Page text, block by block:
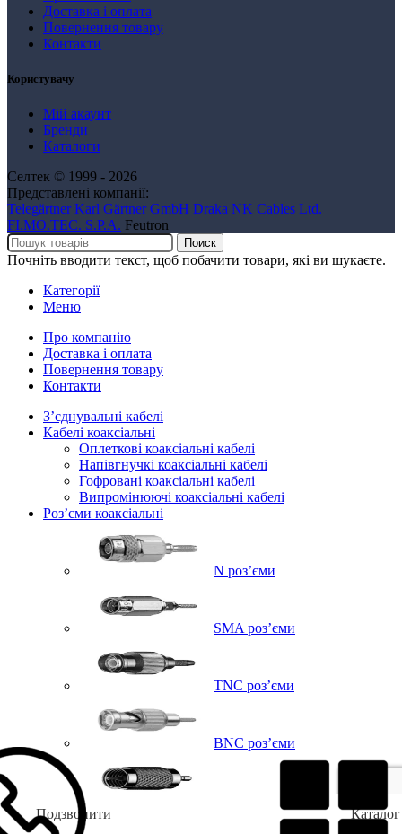
Доставка і оплата
Повернення товару
Контакти
Користувачу
Мій акаунт
Бренди
Каталоги
Селтек © 1999 - 2026
Представлені компанії:
Telegärtner Karl Gärtner GmbH Draka NK Cables Ltd.
FI.MO.TEC. S.P.A. Feutron
Поиск
Почніть вводити текст, щоб побачити товари, які ви шукаєте.
Категорії
Меню
Про компанію
Доставка і оплата
Повернення товару
Контакти
Зʼєднувальні кабелі
Кабелі коаксіальні
Оплеткові коаксіальні кабелі
Напівгнучкі коаксіальні кабелі
Гофровані коаксіальні кабелі
Випромінюючі коаксіальні кабелі
Роз’єми коаксіальні
N роз’єми
SMA роз’єми
TNC роз’єми
BNC роз’єми
Подзвонити
Каталог